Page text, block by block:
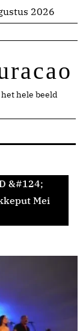
2026
hele beeld
&#124;
Mei